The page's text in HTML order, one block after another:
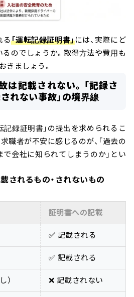
る「運転記録証明書」には、実際にど
のでしょうか。取得方法や費用も
きましょう。
は記載されない。「記録さ
されない事故」の境界線
記録証明書」の提出を求められるこ
職者が不安に感じるのが、「過去の
会社に知られてしまうのか」とい
されるもの・されないもの
証明書への記載
✅ 記載される
✅ 記載される
） ❌ 記載されない